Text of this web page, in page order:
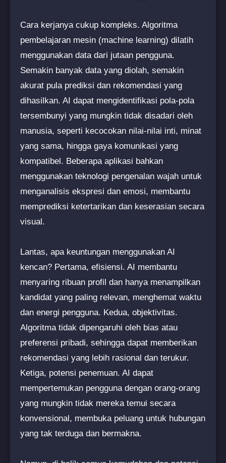
Cara kerjanya cukup kompleks. Algoritma
pembelajaran mesin (machine learning) dilatih
menggunakan data dari jutaan pengguna.
Semakin banyak data yang diolah, semakin
akurat pula prediksi dan rekomendasi yang
dihasilkan. AI dapat mengidentifikasi pola-pola
tersembunyi yang mungkin tidak disadari oleh
manusia, seperti kecocokan nilai-nilai inti, minat
yang sama, hingga gaya komunikasi yang
kompatibel. Beberapa aplikasi bahkan
menggunakan teknologi pengenalan wajah untuk
menganalisis ekspresi dan emosi, membantu
memprediksi ketertarikan dan keserasian secara
visual.
Lantas, apa keuntungan menggunakan AI
kencan? Pertama, efisiensi. AI membantu
menyaring ribuan profil dan hanya menampilkan
kandidat yang paling relevan, menghemat waktu
dan energi pengguna. Kedua, objektivitas.
Algoritma tidak dipengaruhi oleh bias atau
preferensi pribadi, sehingga dapat memberikan
rekomendasi yang lebih rasional dan terukur.
Ketiga, potensi penemuan. AI dapat
mempertemukan pengguna dengan orang-orang
yang mungkin tidak mereka temui secara
konvensional, membuka peluang untuk hubungan
yang tak terduga dan bermakna.